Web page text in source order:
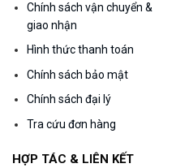
Chính sách vận chuyển &
giao nhận
Hình thức thanh toán
Chính sách bảo mật
Chính sách đại lý
Tra cứu đơn hàng
HỢP TÁC & LIÊN KẾT